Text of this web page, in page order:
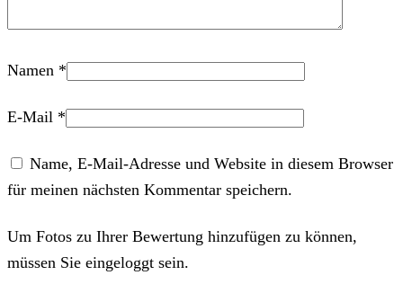
Namen *
E-Mail *
Name, E-Mail-Adresse und Website in diesem Browser
für meinen nächsten Kommentar speichern.
Um Fotos zu Ihrer Bewertung hinzufügen zu können,
müssen Sie eingeloggt sein.